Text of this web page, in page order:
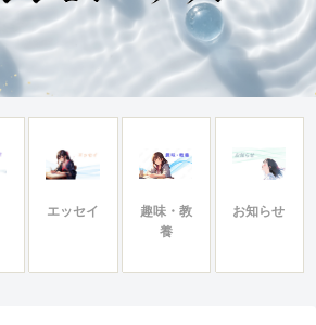
エッセイ
趣味・教
養
お知らせ